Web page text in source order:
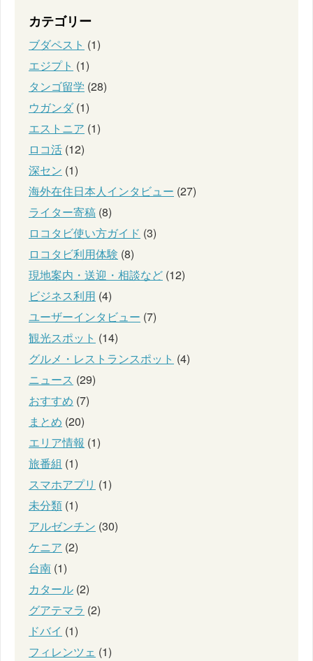
カテゴリー
ブダペスト (1)
エジプト (1)
タンゴ留学 (28)
ウガンダ(1)
エストニア (1)
ロコ活 (12)
深セン (1)
海外在住日本人インタビュー (27)
ライター寄稿 (8)
ロコタビ使い方ガイド (3)
ロコタビ利用体験 (8)
現地案内・送迎・相談など (12)
ビジネス利用 (4)
ユーザーインタビュー (7)
観光スポット (14)
グルメ・レストランスポット (4)
ニュース (29)
おすすめ (7)
まとめ (20)
エリア情報 (1)
旅番組 (1)
スマホアプリ (1)
未分類 (1)
アルゼンチン (30)
ケニア (2)
台南 (1)
カタール (2)
グアテマラ (2)
ドバイ (1)
フィレンツェ (1)